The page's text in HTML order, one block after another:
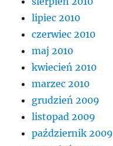
lipiec 2010
czerwiec 2010
maj 2010
kwiecień 2010
marzec 2010
grudzień 2009
listopad 2009
październik 2009